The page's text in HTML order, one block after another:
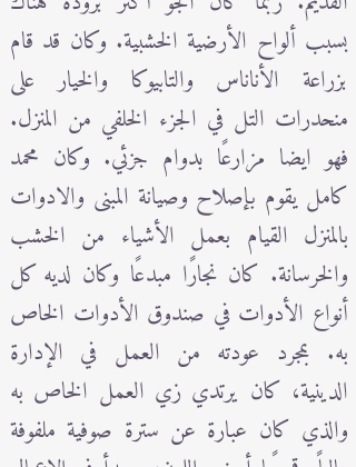
بسبب ألواح الأرضية الخشبية. وكان قد قام
بزراعة الأناناس والتابيوكا والخيار على
منحدرات التل في الجزء الخلفي من المنزل.
فهو ايضا مزارعًا بدوام جزئي. وكان محمد
كامل يقوم بإصلاح وصيانة المبنى والادوات
بالمنزل القيام بعمل الأشياء من الخشب
والخرسانة. كان نجارًا مبدعًا وكان لديه كل
أنواع الأدوات في صندوق الأدوات الخاص
به. بمجرد عودته من العمل في الإدارة
الدينية، كان يرتدي زي العمل الخاص به
والذي كان عبارة عن سترة صوفية ملفوفة